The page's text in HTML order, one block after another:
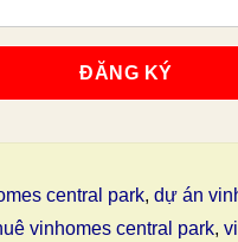
central park, dự án
vinhomes central park,